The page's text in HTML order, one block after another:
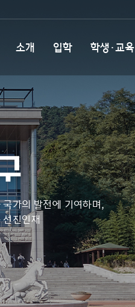
소개 입학 학생·교육
가의 발전에 기여하며,
진인재